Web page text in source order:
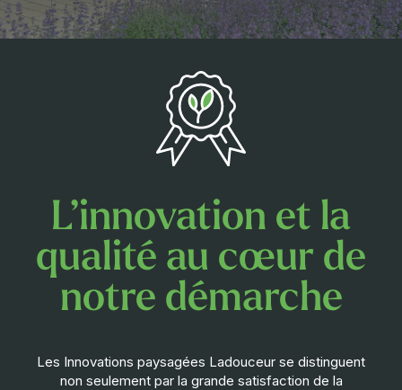
L’innovation et la
qualité au cœur de
notre démarche
Les Innovations paysagées Ladouceur se distinguent
non seulement par la grande satisfaction de la